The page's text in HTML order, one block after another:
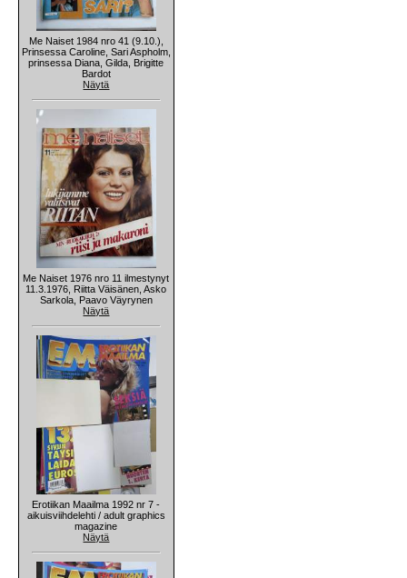
Me Naiset 1984 nro 41 (9.10.),
Prinsessa Caroline, Sari Aspholm,
prinsessa Diana, Gilda, Brigitte
Bardot
Näytä
Me Naiset 1976 nro 11 ilmestynyt
11.3.1976, Riitta Väisänen, Asko
Sarkola, Paavo Väyrynen
Näytä
Erotiikan Maailma 1992 nr 7 -
aikuisviihdelehti / adult graphics
magazine
Näytä